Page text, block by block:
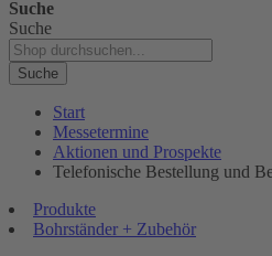
Suche
Suche
Suche
Start
Messetermine
Aktionen und Prospekte
Telefonische Bestellung und
Produkte
Bohrständer + Zubehör